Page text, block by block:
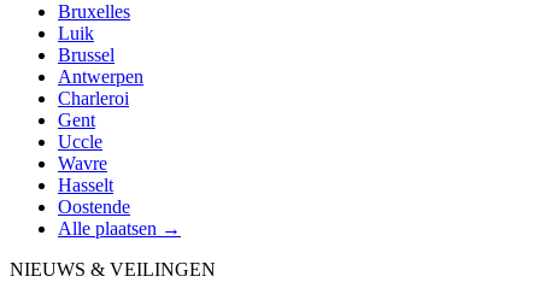
Bruxelles
Luik
Brussel
Antwerpen
Charleroi
Gent
Uccle
Wavre
Hasselt
Oostende
Alle plaatsen →
NIEUWS & VEILINGEN